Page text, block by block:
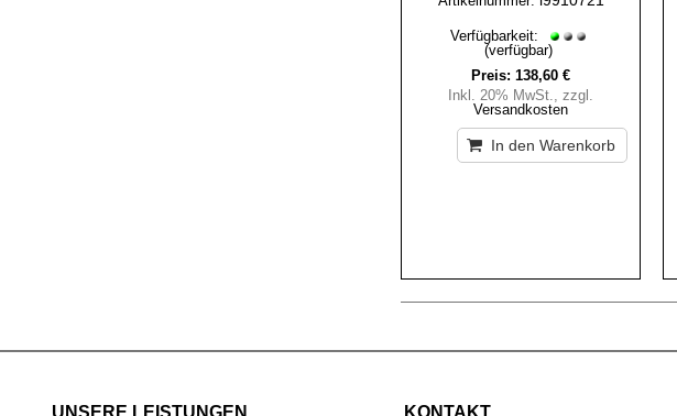
Verfügbarkeit:
(verfügbar)
Preis: 138,60 €
Inkl. 20% MwSt.,zzgl.
Versandkosten
In den Warenkorb